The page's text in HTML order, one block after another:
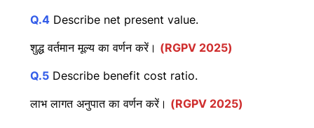
Q.4 Describe net present value.
शुद्ध वर्तमान मूल्य का वर्णन करें। (RGPV 2025)
Q.5 Describe benefit cost ratio.
लाभ लागत अनुपात का वर्णन करें। (RGPV 2025)